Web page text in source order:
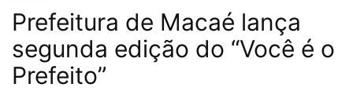
Prefeitura de Macaé lança
segunda edição do “Você é o
Prefeito”